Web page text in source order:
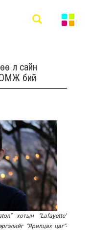
л сайн
бий
хотын “Lafayette”
“Ярилцах цаг”-